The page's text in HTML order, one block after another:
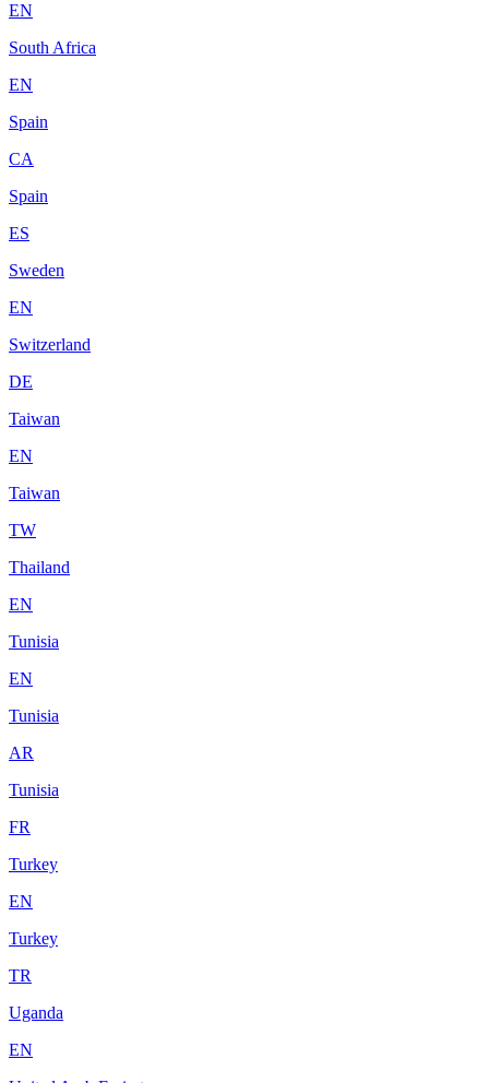
EN
South Africa
EN
Spain
CA
Spain
ES
Sweden
EN
Switzerland
DE
Taiwan
EN
Taiwan
TW
Thailand
EN
Tunisia
EN
Tunisia
AR
Tunisia
FR
Turkey
EN
Turkey
TR
Uganda
EN